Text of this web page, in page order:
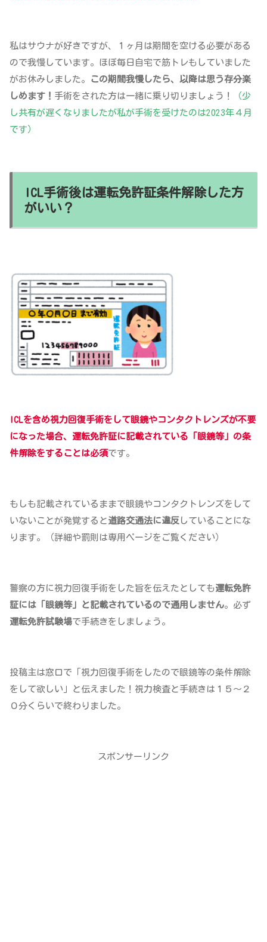
私はサウナが好きですが、１ヶ月は期間を空ける必要がある
ので我慢しています。ほぼ毎日自宅で筋トレもしていました
がお休みしました。
この期間我慢したら、以降は思う存分楽
しめます！ 手術をされた方は一緒に乗り切りましょう！
（少
し共有が遅くなりましたが私が手術を受けたのは2023年４月
です）
ICL手術後は運転免許証条件解除した方
がいい？
ICLを含め視力回復手術をして眼鏡やコンタクトレンズが不要
になった場合、運転免許証に記載されている「眼鏡等」の条
件解除をすることは必須です。
もしも記載されているままで眼鏡やコンタクトレンズをして
いないことが発覚すると 道路交通法に違反 していることにな
ります。（詳細や罰則は専用ページをご覧ください）
警察の方に視力回復手術をした旨を伝えたとしても 運転免許
証には「眼鏡等」と記載されているので通用しません。必ず
運転免許試験場で手続きをしましょう。
投稿主は窓口で「視力回復手術をしたので眼鏡等の条件解除
をして欲しい」と伝えました！視力検査と手続きは１５〜２
０分くらいで終わりました。
スポンサーリンク